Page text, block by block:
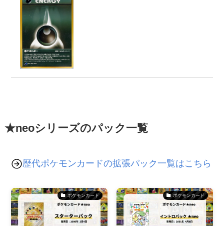
★neoシリーズのパック一覧
歴代ポケモンカードの拡張パック一覧はこちら
ポケモンカード ポケモンカード